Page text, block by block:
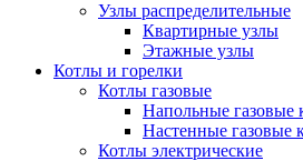
Узлы распределительные
Квартирные узлы
Этажные узлы
Котлы и горелки
Котлы газовые
Напольные газовые
Настенные газовые
Котлы электрические